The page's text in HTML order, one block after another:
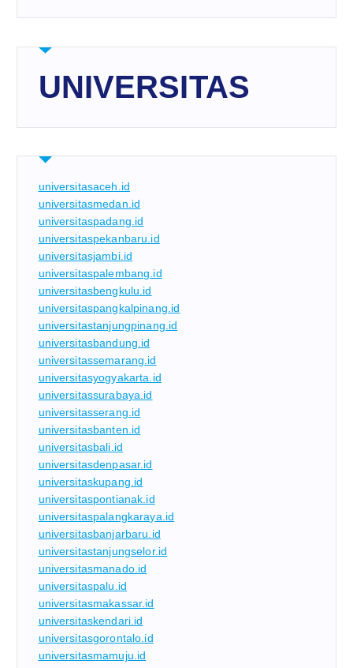
UNIVERSITAS
universitasaceh.id
universitasmedan.id
universitaspadang.id
universitaspekanbaru.id
universitasjambi.id
universitaspalembang.id
universitasbengkulu.id
universitaspangkalpinang.id
universitastanjungpinang.id
universitasbandung.id
universitassemarang.id
universitasyogyakarta.id
universitassurabaya.id
universitasserang.id
universitasbanten.id
universitasbali.id
universitasdenpasar.id
universitaskupang.id
universitaspontianak.id
universitaspalangkaraya.id
universitasbanjarbaru.id
universitastanjungselor.id
universitasmanado.id
universitaspalu.id
universitasmakassar.id
universitaskendari.id
universitasgorontalo.id
universitasmamuju.id